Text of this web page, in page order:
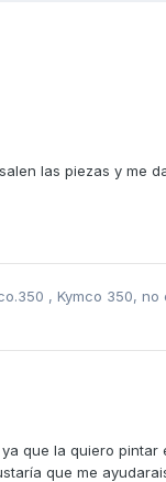
las piezas y me
, Kymco 350,
que la quiero
que me